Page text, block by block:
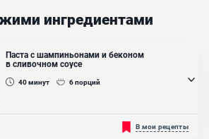
ингредиентами
Паста с шампиньонами и беконом
в сливочном соусе
40минут 6порций
и беконом в сливочном соусе довольно
которое полюбится с первой вилки!
В мои рецепты